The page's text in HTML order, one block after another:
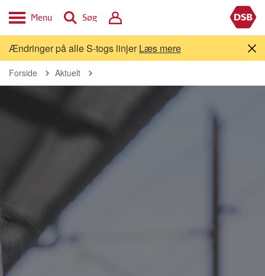
Menu Søg
Ændringer på alle S-togs linjerLæs mere
Forside Aktuelt